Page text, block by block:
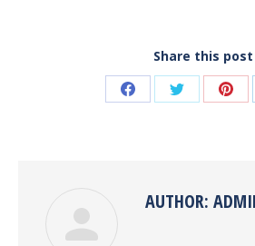
Share this post
Share Share
AUTHOR: